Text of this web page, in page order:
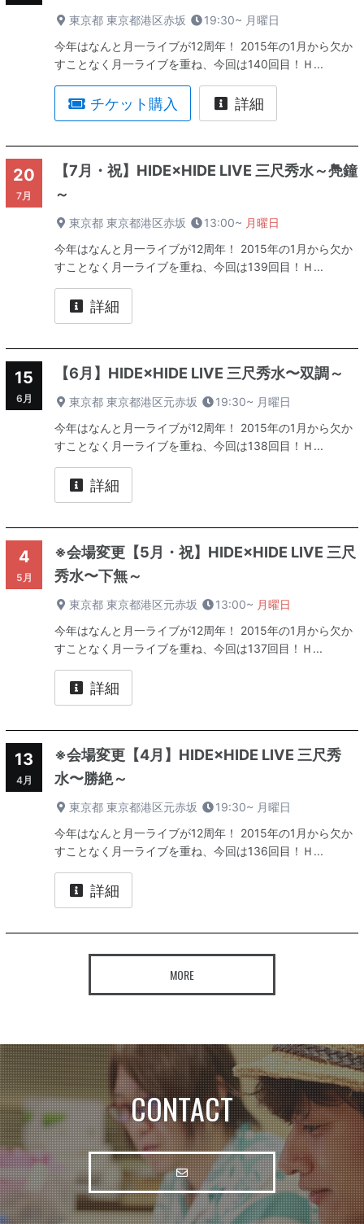
東京都 東京都港区赤坂 19:30~ 月曜日
今年はなんと月一ライブが12周年！ 2015年の1月から欠か
すことなく月一ライブを重ね、今回は140回目！Ｈ...
チケット購入 詳細
20
7月
【7月・祝】HIDE×HIDE LIVE 三尺秀水～鳧鐘
～
東京都 東京都港区赤坂 13:00~ 月曜日
今年はなんと月一ライブが12周年！ 2015年の1月から欠か
すことなく月一ライブを重ね、今回は139回目！Ｈ...
詳細
15
6月
【6月】HIDE×HIDE LIVE 三尺秀水〜双調～
東京都 東京都港区元赤坂 19:30~ 月曜日
今年はなんと月一ライブが12周年！ 2015年の1月から欠か
すことなく月一ライブを重ね、今回は138回目！Ｈ...
詳細
4
5月
※会場変更【5月・祝】HIDE×HIDE LIVE 三尺
秀水〜下無～
東京都 東京都港区元赤坂 13:00~ 月曜日
今年はなんと月一ライブが12周年！ 2015年の1月から欠か
すことなく月一ライブを重ね、今回は137回目！Ｈ...
詳細
13
4月
※会場変更【4月】HIDE×HIDE LIVE 三尺秀
水〜勝絶～
東京都 東京都港区元赤坂 19:30~ 月曜日
今年はなんと月一ライブが12周年！ 2015年の1月から欠か
すことなく月一ライブを重ね、今回は136回目！Ｈ...
詳細
MORE
CONTACT